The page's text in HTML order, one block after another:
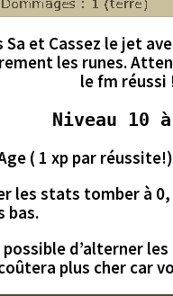
Sa et Cassez le jet
les runes.
le fm réussi
Niveau 10
( 1 xp par réussite!)
les stats tomber à 0,
bas.
d’alterner
plus cher car